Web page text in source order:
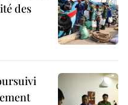
des